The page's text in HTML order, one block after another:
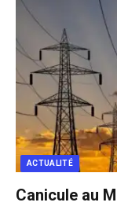
ACTUALITÉ
Canicule au